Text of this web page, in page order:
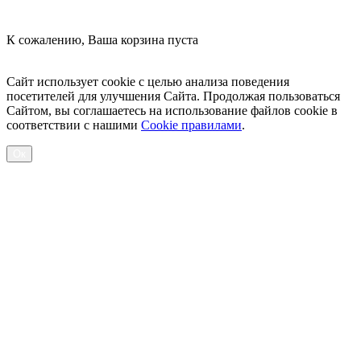
К сожалению, Ваша корзина пуста
Сайт использует cookie с целью анализа поведения
посетителей для улучшения Сайта. Продолжая пользоваться
Сайтом, вы соглашаетесь на использование файлов cookie в
соответствии с нашими Cookiе правилами.